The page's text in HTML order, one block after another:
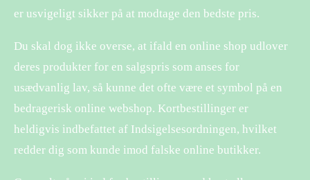
er usvigeligt sikker på at modtage den bedste pris.
Du skal dog ikke overse, at ifald en online shop udlover
deres produkter for en salgspris som anses for
usædvanlig lav, så kunne det ofte være et symbol på en
bedragerisk online webshop. Kortbestillinger er
heldigvis indbefattet af Indsigelsesordningen, hvilket
redder dig som kunde imod falske online butikker.